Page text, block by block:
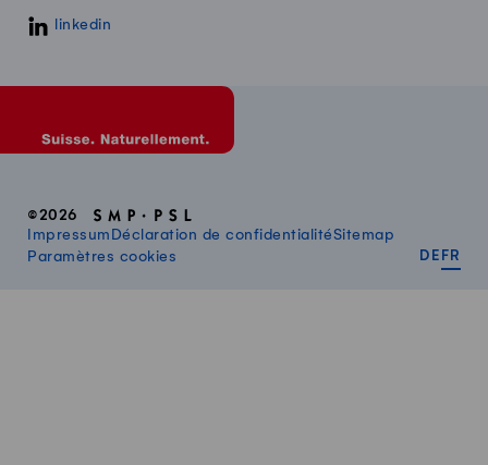
linkedin
©2026
Impressum Déclaration de confidentialitéSitemap
Paramètres cookies
DE FR